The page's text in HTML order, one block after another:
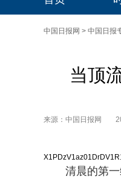
中国日报网 > 中国日报
当顶
来源：中国日报网
清晨的第